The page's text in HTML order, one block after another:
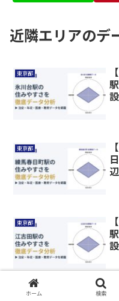
近隣エリアのデ
東京都
東京都
東京都
東京都
ホーム 検索